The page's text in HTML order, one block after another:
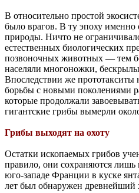
В относительно простой
было врагов. В ту эпоху
природы. Ничто не
естественных биологических
позвоночных животных — тем
населяли многоножки,
Впоследствии же
борьбы с новыми поколениями
которые продолжали
гигантские грибы вымерли
Грибы выходят на охоту
Остатки ископаемых грибов
правило, они сохраняются лишь
юго-западе Франции в куске
лет был обнаружен